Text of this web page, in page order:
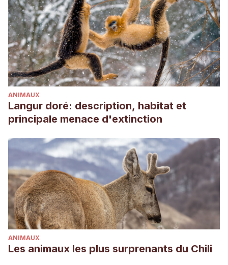
Alimentación y la Agricultura. Recogido el 26 de agosto de
2021 de: https://coin.fao.org/coin-
static/cms/media/6/12880327433890/
Glicoalcaloides.Agencia Española de Seguridad
Alimentaria y Nutrición. Recogido el 26 de agosto de 2021
de:
https://www.aesan.gob.es/AECOSAN/docs/documentos/
ANIMAUX
Langur doré: description, habitat et
principale menace d'extinction
ANIMAUX
Les animaux les plus surprenants du Chili